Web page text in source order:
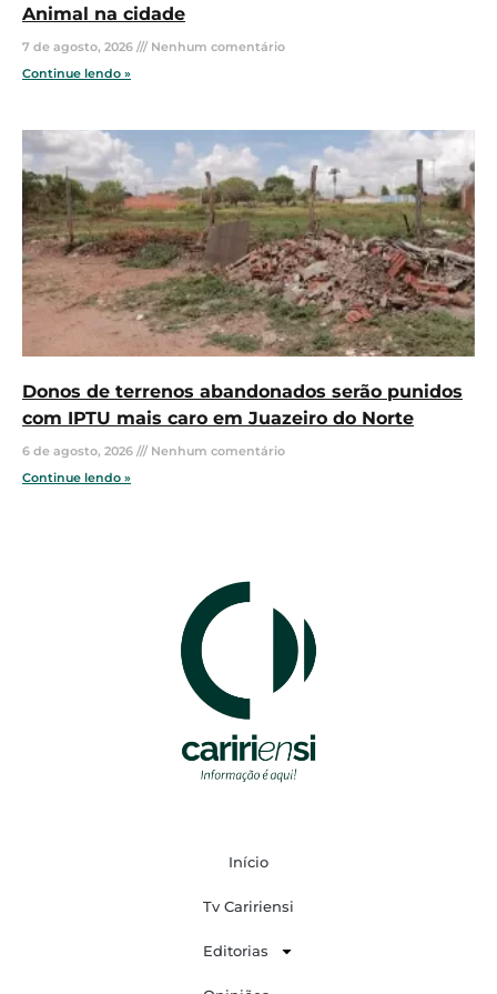
Animal na cidade
7 de agosto, 2026
Nenhum comentário
Continue lendo »
Donos de terrenos abandonados serão punidos
com IPTU mais caro em Juazeiro do Norte
6 de agosto, 2026
Nenhum comentário
Continue lendo »
Início
Tv Caririensi
Editorias